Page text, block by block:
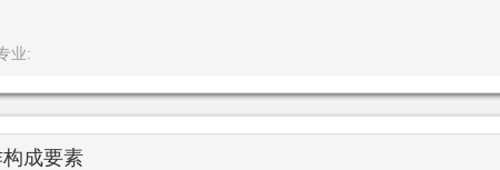
业:
成要素